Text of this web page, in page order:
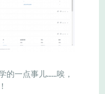
的一点事儿……唉，